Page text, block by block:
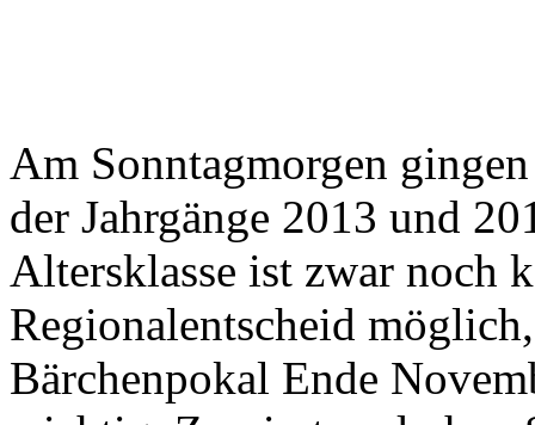
Am Sonntagmorgen
der Jahrgänge 2013 und
Altersklasse ist zwar noch
Regionalentscheid
Bärchenpokal Ende